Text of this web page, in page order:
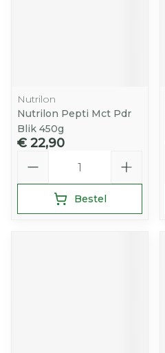
Nutrilon
Nutrilon Pepti Mct Pdr
Blik 450g
€ 22,90
Bestel